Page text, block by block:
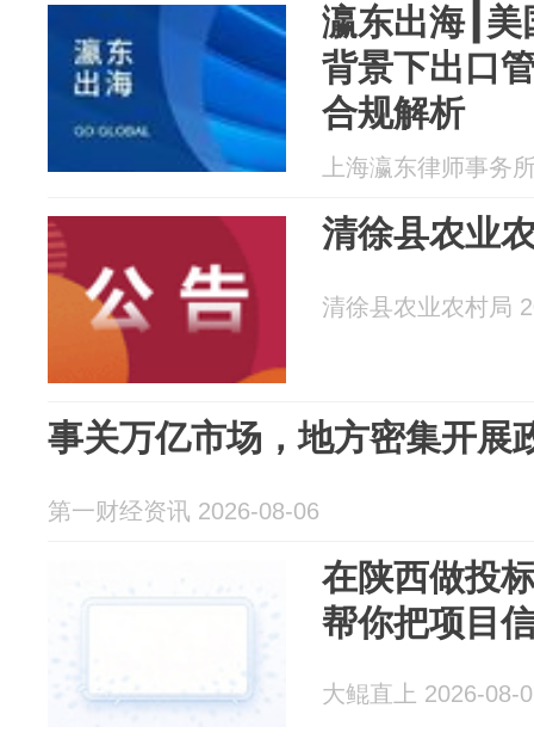
瀛东出海┃美
背景下出口
合规解析
上海瀛东律师事务
清徐县农业
清徐县农业农村局
事关万亿市场，地方密集开展
第一财经资讯 2026-08-06
在陕西做投
帮你把项目
大鲲直上 2026-08-